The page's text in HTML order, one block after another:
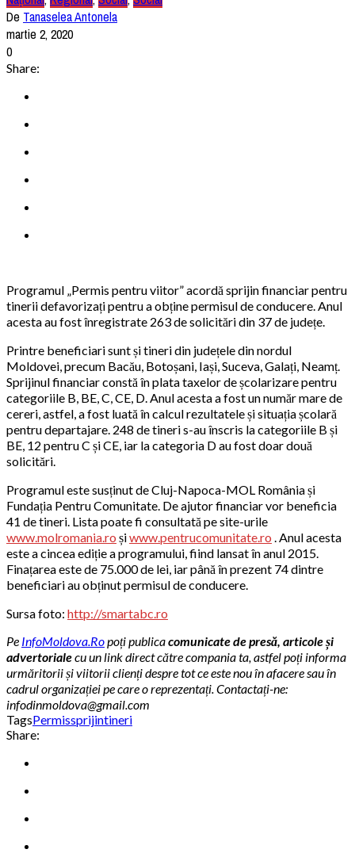
De Tanaselea Antonela
martie 2, 2020
0
Share:
Programul „Permis pentru viitor” acordă sprijin financiar pentru
tinerii defavorizați pentru a obține permisul de conducere. Anul
acesta au fost înregistrate 263 de solicitări din 37 de județe.
Printre beneficiari sunt și tineri din județele din nordul
Moldovei, precum Bacău, Botoșani, Iași, Suceva, Galați, Neamț.
Sprijinul financiar constă în plata taxelor de școlarizare pentru
categoriile B, BE, C, CE, D. Anul acesta a fost un număr mare de
cereri, astfel, a fost luată în calcul rezultatele și situația școlară
pentru departajare. 248 de tineri s-au înscris la categoriile B și
BE, 12 pentru C și CE, iar la categoria D au fost doar două
solicitări.
Programul este susținut de Cluj-Napoca-MOL România și
Fundația Pentru Comunitate. De ajutor financiar vor beneficia
41 de tineri. Lista poate fi consultată pe site-urile
www.molromania.ro șiwww.pentrucomunitate.ro . Anul acesta
este a cincea ediție a programului, fiind lansat în anul 2015.
Finațarea este de 75.000 de lei, iar până în prezent 74 dintre
beneficiari au obținut permisul de conducere.
Sursa foto: http://smartabc.ro
Pe InfoMoldova.Ropoți publicacomunicate de presă, articole și
advertorialecu un link direct către compania ta, astfel poți informa
urmăritorii și viitorii clienți despre tot ce este nou în afacere sau în
cadrul organizației pe care o reprezentați. Contactați-ne:
infodinmoldova@gmail.com
TagsPermissprijintineri
Share: